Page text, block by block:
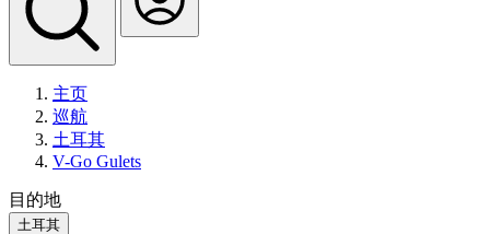
主页
巡航
土耳其
V-Go Gulets
目的地
土耳其